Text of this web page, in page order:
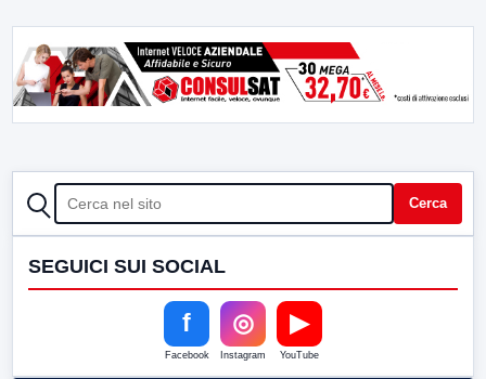
CERCA Cerca
SEGUICI SUI SOCIAL
f
Facebook
◎
Instagram
▶
YouTube